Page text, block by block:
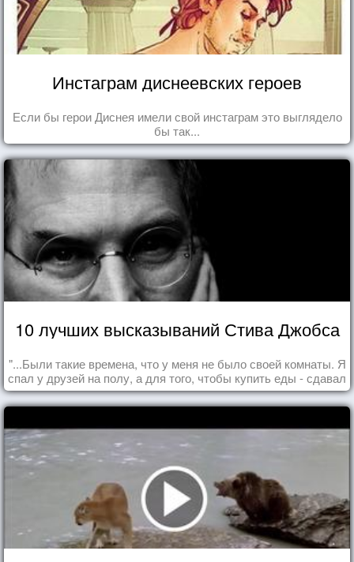
Инстаграм диснеевских героев
Если бы герои Диснея имели свой инстаграм это выглядело
бы так...
10 лучших высказываний Стива Джобса
"...Были такие времена, что у меня не было своей комнаты. Я
спал у друзей на полу, а для того, чтобы купить еды - сдавал
бутылки из под кока-колы"